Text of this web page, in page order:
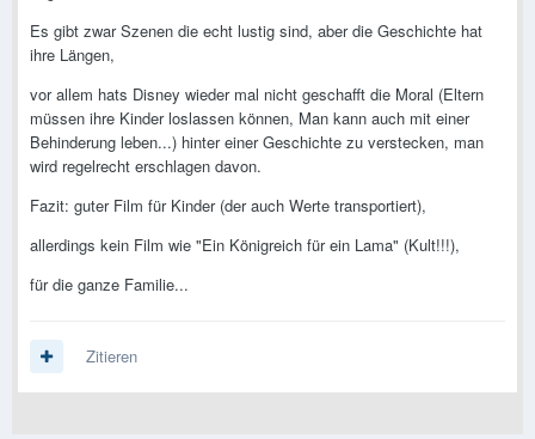
Es gibt zwar Szenen die echt lustig sind, aber die Geschichte hat
ihre Längen,
vor allem hats Disney wieder mal nicht geschafft die Moral (Eltern
müssen ihre Kinder loslassen können, Man kann auch mit einer
Behinderung leben...) hinter einer Geschichte zu verstecken, man
wird regelrecht erschlagen davon.
Fazit: guter Film für Kinder (der auch Werte transportiert),
allerdings kein Film wie "Ein Königreich für ein Lama" (Kult!!!),
für die ganze Familie...
Zitieren